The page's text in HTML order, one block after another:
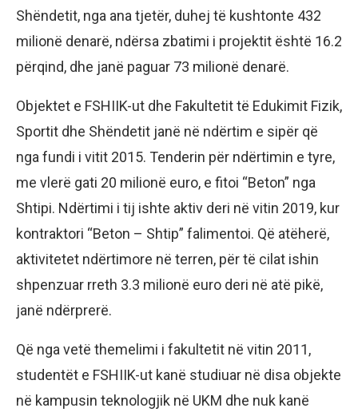
Shëndetit, nga ana tjetër, duhej të kushtonte 432
milionë denarë, ndërsa zbatimi i projektit është 16.2
përqind, dhe janë paguar 73 milionë denarë.
Objektet e FSHIIK-ut dhe Fakultetit të Edukimit Fizik,
Sportit dhe Shëndetit janë në ndërtim e sipër që
nga fundi i vitit 2015. Tenderin për ndërtimin e tyre,
me vlerë gati 20 milionë euro, e fitoi “Beton” nga
Shtipi. Ndërtimi i tij ishte aktiv deri në vitin 2019, kur
kontraktori “Beton – Shtip” falimentoi. Që atëherë,
aktivitetet ndërtimore në terren, për të cilat ishin
shpenzuar rreth 3.3 milionë euro deri në atë pikë,
janë ndërprerë.
Që nga vetë themelimi i fakultetit në vitin 2011,
studentët e FSHIIK-ut kanë studiuar në disa objekte
në kampusin teknologjik në UKM dhe nuk kanë